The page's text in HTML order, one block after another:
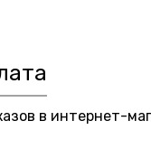
в интернет-